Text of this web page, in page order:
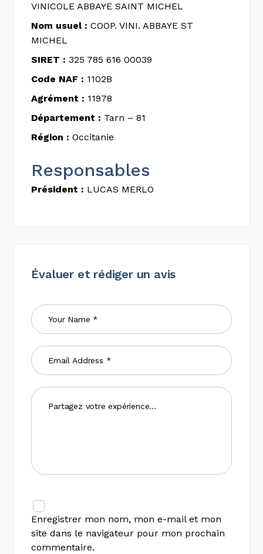
VINICOLE ABBAYE SAINT MICHEL
Nom usuel : COOP. VINI. ABBAYE ST
MICHEL
SIRET : 325 785 616 00039
Code NAF : 1102B
Agrément : 11978
Département : Tarn – 81
Région : Occitanie
Responsables
Président : LUCAS MERLO
Évaluer et rédiger un avis
Enregistrer mon nom, mon e-mail et mon
site dans le navigateur pour mon prochain
commentaire.